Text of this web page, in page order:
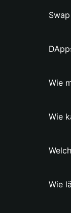
Wie
Wie
Wie